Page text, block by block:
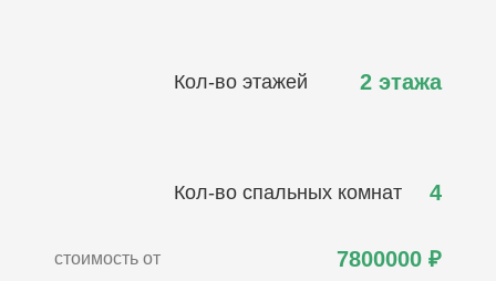
Кол-во этажей 2 этажа
Кол-во спальных комнат 4
стоимость от 7800000 ₽